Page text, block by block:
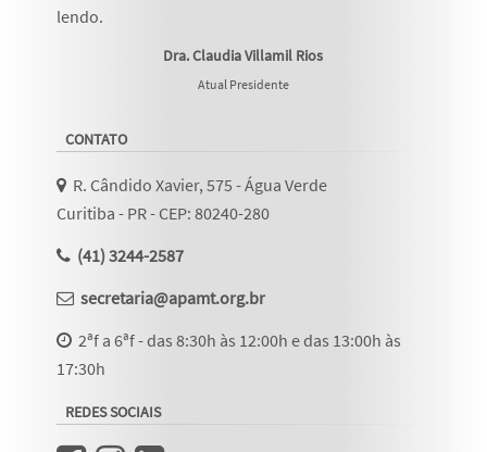
lendo.
Dra. Claudia Villamil Rios
Atual Presidente
CONTATO
R. Cândido Xavier, 575 - Água Verde
Curitiba - PR - CEP: 80240-280
(41) 3244-2587
secretaria@apamt.org.br
2ªf a 6ªf - das 8:30h às 12:00h e das 13:00h às
17:30h
REDES SOCIAIS